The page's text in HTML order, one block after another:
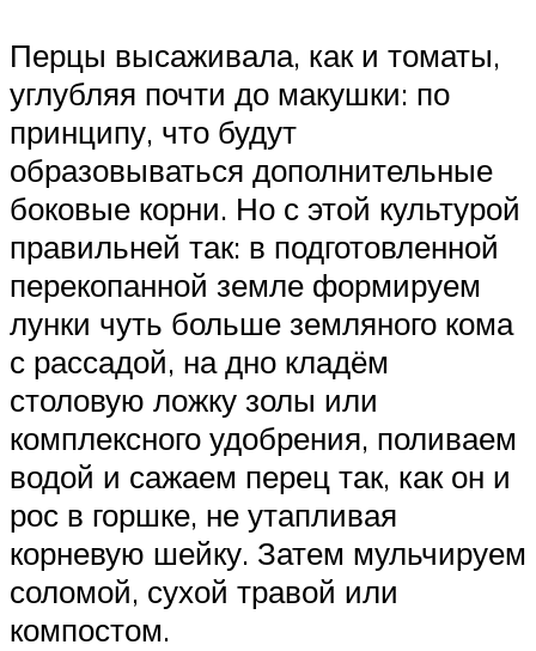
Перцы высаживала, как и томаты,
углубляя почти до макушки: по
принципу, что будут
образовываться дополнительные
боковые корни. Но с этой культурой
правильней так: в подготовленной
перекопанной земле формируем
лунки чуть больше земляного кома
с рассадой, на дно кладём
столовую ложку золы или
комплексного удобрения, поливаем
водой и сажаем перец так, как он и
рос в горшке, не утапливая
корневую шейку. Затем мульчируем
соломой, сухой травой или
компостом.